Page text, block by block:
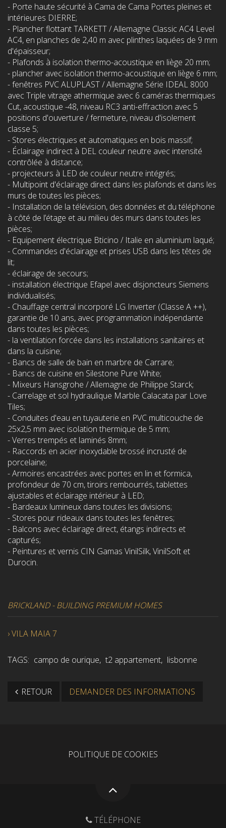
- Porte haute sécurité à Cama de Cama Portes pleines et
intérieures DIERRE;
- Plancher flottant TARKETT / Allemagne Classic AC4 Level
AC4, en planches de 2,40 m avec plinthes laquées de 9 mm
d'épaisseur;
- Plafonds à isolation thermo-acoustique en liège 20 mm;
- plancher avec isolation thermo-acoustique en liège 6 mm;
- fenêtres PVC ALUPLAST / Allemagne Série IDEAL 8000
avec Triple vitrage athermique avec 6 caméras thermiques
Cut, acoustique -48, niveau RC3 anti-effraction avec 5
positions d'ouverture / fermeture, niveau d'isolement
classe 5;
- Stores électriques et automatiques en bois massif;
- Éclairage indirect à DEL couleur neutre avec intensité
contrôlée à distance;
- projecteurs à LED de couleur neutre intégrés;
- Multipoint d'éclairage direct dans les plafonds et dans les
murs de toutes les pièces;
- Installation de la télévision, des données et du téléphone
à côté de l’étage et au milieu des murs dans toutes les
pièces;
- Equipement électrique Bticino / Italie en aluminium laqué;
- Commandes d'éclairage et prises USB dans les têtes de
lit;
- éclairage de secours;
- installation électrique Efapel avec disjoncteurs Siemens
individualisés;
- Chauffage central incorporé LG Inverter (Classe A ++),
garantie de 10 ans, avec programmation indépendante
dans toutes les pièces;
- la ventilation forcée dans les installations sanitaires et
dans la cuisine;
- Bancs de salle de bain en marbre de Carrare;
- Bancs de cuisine en Silestone Pure White;
- Mixeurs Hansgrohe / Allemagne de Philippe Starck;
- Carrelage et sol hydraulique Marble Calacata par Love
Tiles;
- Conduites d'eau en tuyauterie en PVC multicouche de
25x2,5 mm avec isolation thermique de 5 mm;
- Verres trempés et laminés 8mm;
- Raccords en acier inoxydable brossé incrusté de
porcelaine;
- Armoires encastrées avec portes en lin et formica,
profondeur de 70 cm, tiroirs rembourrés, tablettes
ajustables et éclairage intérieur à LED;
- Bardeaux lumineux dans toutes les divisions;
- Stores pour rideaux dans toutes les fenêtres;
- Balcons avec éclairage direct, étangs indirects et
capturés;
- Peintures et vernis CIN Gamas VinilSilk, VinilSoft et
Durocin.
BRICKLAND - BUILDING PREMIUM HOMES
›VILA MAIA 7
TAGS: campo de ourique, t2 appartement, lisbonne
RETOUR DEMANDER DES INFORMATIONS
POLITIQUE DE COOKIES
TÉLÉPHONE